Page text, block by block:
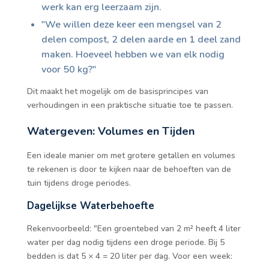
werk kan erg leerzaam zijn.
"We willen deze keer een mengsel van 2
delen compost, 2 delen aarde en 1 deel zand
maken. Hoeveel hebben we van elk nodig
voor 50 kg?"
Dit maakt het mogelijk om de basisprincipes van
verhoudingen in een praktische situatie toe te passen.
Watergeven: Volumes en Tijden
Een ideale manier om met grotere getallen en volumes
te rekenen is door te kijken naar de behoeften van de
tuin tijdens droge periodes.
Dagelijkse Waterbehoefte
Rekenvoorbeeld: "Een groentebed van 2 m² heeft 4 liter
water per dag nodig tijdens een droge periode. Bij 5
bedden is dat 5 × 4 = 20 liter per dag. Voor een week: